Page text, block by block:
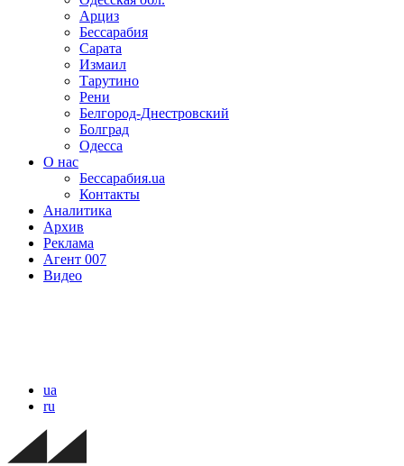
Арциз
Бессарабия
Сарата
Измаил
Тарутино
Рени
Белгород-Днестровский
Болград
Одесса
О нас
Бессарабия.ua
Контакты
Аналитика
Архив
Реклама
Агент 007
Видео
ua
ru